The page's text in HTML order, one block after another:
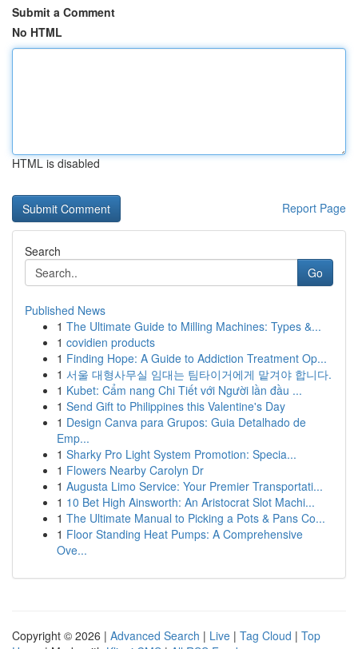
Submit a Comment
No HTML
HTML is disabled
Report Page
Search
Go
Published News
1 The Ultimate Guide to Milling Machines: Types &...
1 covidien products
1 Finding Hope: A Guide to Addiction Treatment Op...
1 서울 대형사무실 임대는 팀타이거에게 맡겨야 합니다.
1 Kubet: Cẩm nang Chi Tiết với Người lần đầu ...
1 Send Gift to Philippines this Valentine's Day
1 Design Canva para Grupos: Guia Detalhado de
Emp...
1 Sharky Pro Light System Promotion: Specia...
1 Flowers Nearby Carolyn Dr
1 Augusta Limo Service: Your Premier Transportati...
1 10 Bet High Ainsworth: An Aristocrat Slot Machi...
1 The Ultimate Manual to Picking a Pots & Pans Co...
1 Floor Standing Heat Pumps: A Comprehensive
Ove...
Copyright © 2026 | Advanced Search | Live | Tag Cloud | Top